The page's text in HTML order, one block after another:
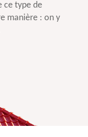
ce type de
manière : on y